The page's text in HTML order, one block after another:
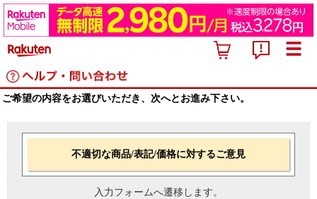
ご希望の内容をお選びいただき、次へとお進み下さい。
不適切な商品/表記/価格に対するご意見
入力フォームへ遷移します。